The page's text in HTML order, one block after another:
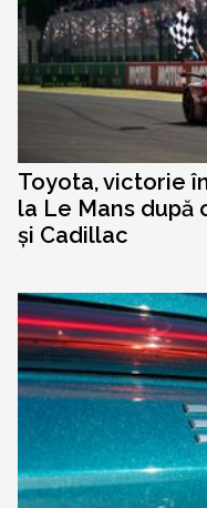
Toyota, victorie
la Le Mans după
și Cadillac